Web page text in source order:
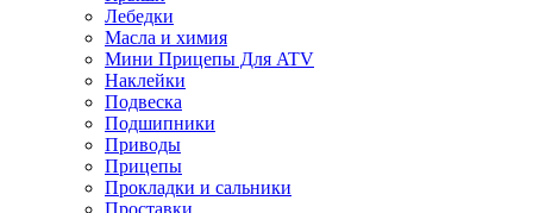
Лебедки
Масла и химия
Мини Прицепы Для ATV
Наклейки
Подвеска
Подшипники
Приводы
Прицепы
Прокладки и сальники
Проставки